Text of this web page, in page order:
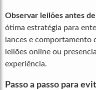
Observar leilões antes
ótima estratégia para
lances e comportamento
leilões online ou
experiência.
Passo a passo para